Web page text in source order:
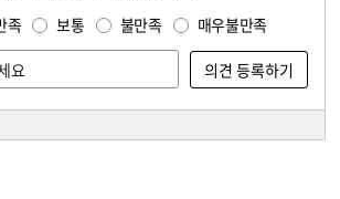
족 보통 불만족 매우불만족